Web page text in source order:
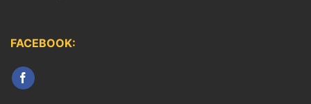
FACEBOOK: